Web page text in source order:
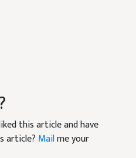
this article and have
article? Mailme your